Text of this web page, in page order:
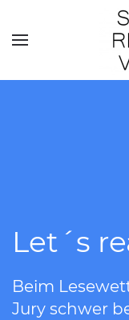
Skip to main
Let´s
Beim
Jury schwer